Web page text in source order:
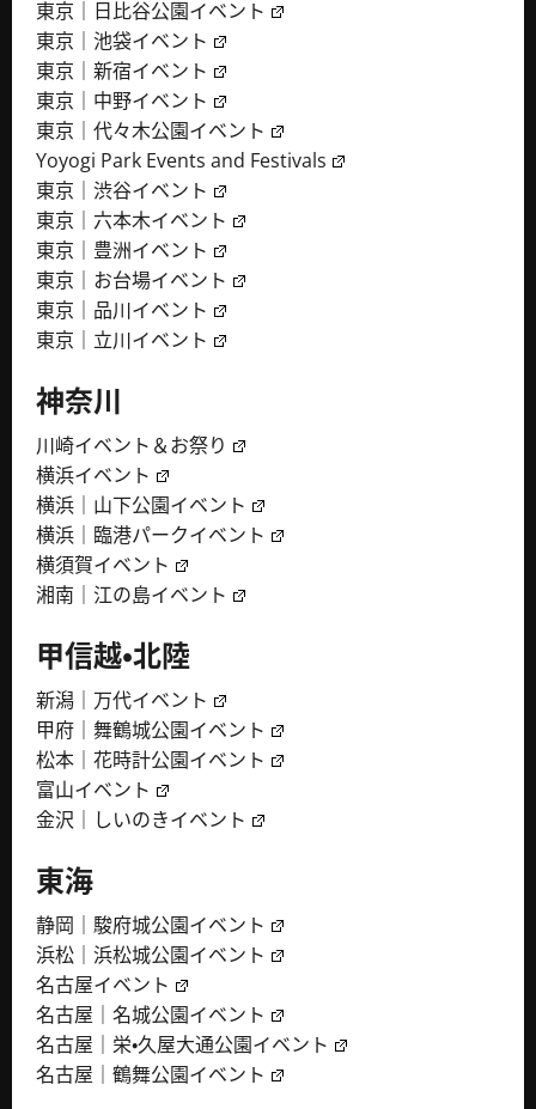
東京｜日比谷公園イベント
東京｜池袋イベント
東京｜新宿イベント
東京｜中野イベント
東京｜代々木公園イベント
Yoyogi Park Events and Festivals
東京｜渋谷イベント
東京｜六本木イベント
東京｜豊洲イベント
東京｜お台場イベント
東京｜品川イベント
東京｜立川イベント
神奈川
川崎イベント＆お祭り
横浜イベント
横浜｜山下公園イベント
横浜｜臨港パークイベント
横須賀イベント
湘南｜江の島イベント
甲信越・北陸
新潟｜万代イベント
甲府｜舞鶴城公園イベント
松本｜花時計公園イベント
富山イベント
金沢｜しいのきイベント
東海
静岡｜駿府城公園イベント
浜松｜浜松城公園イベント
名古屋イベント
名古屋｜名城公園イベント
名古屋｜栄・久屋大通公園イベント
名古屋｜鶴舞公園イベント